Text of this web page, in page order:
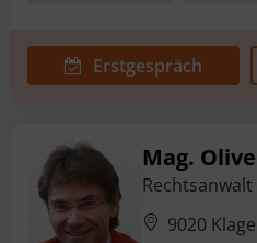
Erstgespräch
Mag.
9020